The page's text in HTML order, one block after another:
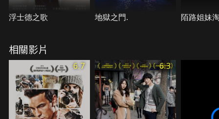
浮士德之歌 地獄之門. 陌路姐妹
相關影片
6.7 6.3